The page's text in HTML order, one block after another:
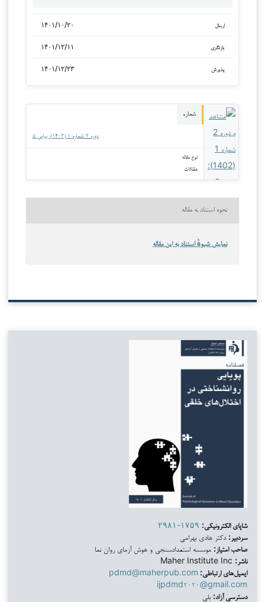
ارسال ۱۴۰۱/۱۰/۲۰
بازنگری ۱۴۰۱/۱۲/۱۱
پذیرش ۱۴۰۱/۱۲/۲۳
شماره
دوره ۲ شماره ۱ (۱۴۰۲): پیاپی ۵
نوع مقاله
مقالات
نحوه استناد به مقاله
نمایش شیوهٔ استناد به این مقاله
شاپای الکترونیکی: ۲۹۸۱-۱۷۵۹
سردبیر: دکتر هادی بهرامی
صاحب امتیاز: موسسه استعدادسنجی و هوش آزمای روان نما
ناشر:
ایمیل‌های ارتباطی: pdmd@maherpub.com
ijpdmd۲۰۲۰@gmail.com
دسترسی آزاد: بلی